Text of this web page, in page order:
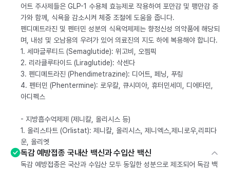
어트 주사제들은 GLP-1 수용체 효능제로 작용하여 포만감 및 팽만감 증
가와 함께, 식욕을 감소시켜 체중 조절에 도움을 줍니다.
펜디메트라진 및 펜터민 성분의 식욕억제제는 향정신성 의약품에 해당되
며, 내성 및 오남용의 우려가 있어 의료진의 지도 하에 복용해야 합니다.
1. 세마글루티드 (Semaglutide): 위고비, 오젬픽
2. 리라클루타이드 (Liraglutide): 삭센다
3. 펜디메트라진 (Phendimetrazine): 디어트, 페닝, 푸링
4. 펜터민 (Phentermine): 로우칼, 큐시미아, 휴터민세미, 디에타민,
아디펙스
- 지방흡수억제제 (제니칼, 올리시스 등)
1. 올리스타트 (Orlistat): 제니칼, 올리시스, 제니엑스,제니로우,리피다
운, 올리엣
독감 예방접종 국내산 백신과 수입산 백신
독감 예방접종은 국산과 수입산 모두 동일한 성분으로 제조되어 독감 백